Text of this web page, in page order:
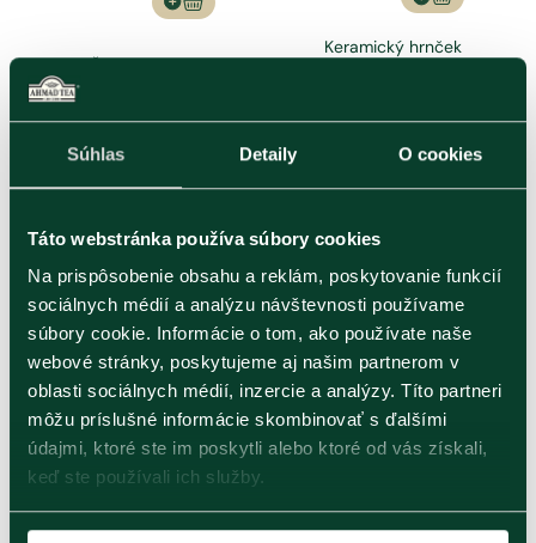
Súhlas Detaily O cookies
Táto webstránka používa súbory cookies
Na prispôsobenie obsahu a reklám, poskytovanie funkcií
sociálnych médií a analýzu návštevnosti používame
súbory cookie. Informácie o tom, ako používate naše
webové stránky, poskytujeme aj našim partnerom v
oblasti sociálnych médií, inzercie a analýzy. Títo partneri
môžu príslušné informácie skombinovať s ďalšími
údajmi, ktoré ste im poskytli alebo ktoré od vás získali,
keď ste používali ich služby.
Čajová lyžička
Keramický hrnček
s infuzérom a
Čaje
Čaje podľa